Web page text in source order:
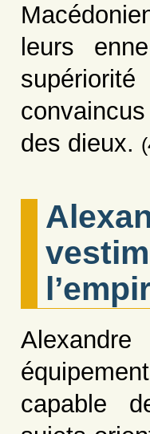
leurs
des dieux.
Alexandre
capable